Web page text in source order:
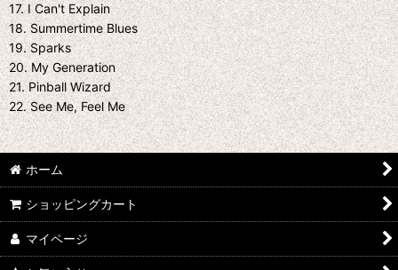
17. I Can't Explain
18. Summertime Blues
19. Sparks
20. My Generation
21. Pinball Wizard
22. See Me, Feel Me
ホーム
ショッピングカート
マイページ